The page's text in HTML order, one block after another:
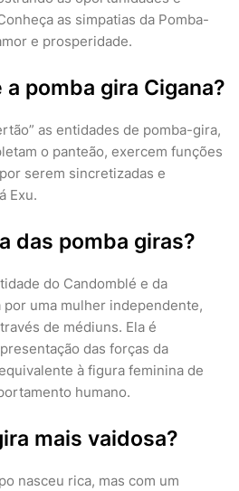
as simpatias da Pomba-
e prosperidade.
a pomba gira Cigana?
as entidades de pomba-gira,
o panteão, exercem funções
serem sincretizadas e
Exu.
das pomba giras?
do Candomblé e da
por uma mulher independente,
de médiuns. Ela é
das forças da
à figura feminina de
humano.
mais vaidosa?
nasceu rica, mas com um